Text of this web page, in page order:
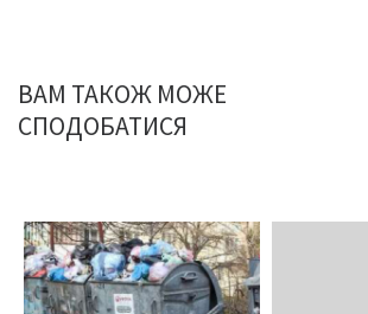
ВАМ ТАКОЖ МОЖЕ
СПОДОБАТИСЯ